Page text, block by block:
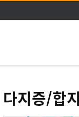
다지증/합